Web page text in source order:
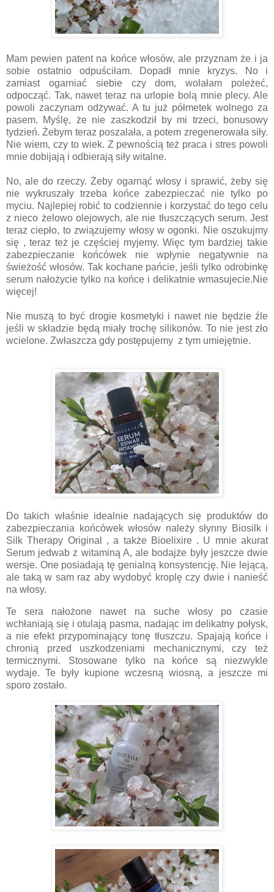
Mam pewien patent na końce włosów, ale przyznam że i ja
sobie ostatnio odpuściłam. Dopadł mnie kryzys. No i
zamiast ogarniać siebie czy dom, wolałam poleżeć,
odpocząć. Tak, nawet teraz na urlopie bolą mnie plecy. Ale
powoli zaczynam odżywać. A tu już półmetek wolnego za
pasem. Myślę, że nie zaszkodził by mi trzeci, bonusowy
tydzień. Żebym teraz poszalała, a potem zregenerowała siły.
Nie wiem, czy to wiek. Z pewnością też praca i stres powoli
mnie dobijają i odbierają siły witalne.
No, ale do rzeczy. Żeby ogarnąć włosy i sprawić, żeby się
nie wykruszały trzeba końce zabezpieczać nie tylko po
myciu. Najlepiej robić to codziennie i korzystać do tego celu
z nieco żelowo olejowych, ale nie tłuszczących serum. Jest
teraz ciepło, to związujemy włosy w ogonki. Nie oszukujmy
się , teraz też je częściej myjemy. Więc tym bardziej takie
zabezpieczanie końcówek nie wpłynie negatywnie na
świeżość włosów. Tak kochane pańcie, jeśli tylko odrobinkę
serum nałożycie tylko na końce i delikatnie wmasujecie.Nie
więcej!
Nie muszą to być drogie kosmetyki i nawet nie będzie źle
jeśli w składzie będą miały trochę silikonów. To nie jest zło
wcielone. Zwłaszcza gdy postępujemy z tym umiejętnie.
Do takich właśnie idealnie nadających się produktów do
zabezpieczania końcówek włosów należy słynny Biosilk i
Silk Therapy Original , a także Bioelixire . U mnie akurat
Serum jedwab z witaminą A, ale bodajże były jeszcze dwie
wersje. One posiadają tę genialną konsystencję. Nie lejącą,
ale taką w sam raz aby wydobyć kroplę czy dwie i nanieść
na włosy.
Te sera nałożone nawet na suche włosy po czasie
wchłaniają się i otulają pasma, nadając im delikatny połysk,
a nie efekt przypominający tonę tłuszczu. Spajają końce i
chronią przed uszkodzeniami mechanicznymi, czy też
termicznymi. Stosowane tylko na końce są niezwykle
wydaje. Te były kupione wczesną wiosną, a jeszcze mi
sporo zostało.